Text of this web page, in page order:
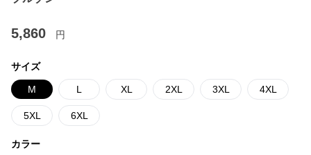
5,860 円
サイズ
M L XL 2XL 3XL 4XL
5XL 6XL
カラー